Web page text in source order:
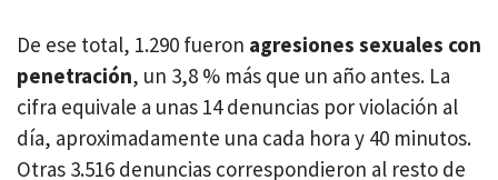
De ese total, 1.290 fueron agresiones sexuales con
penetración, un 3,8 % más que un año antes. La
cifra equivale a unas 14 denuncias por violación al
día, aproximadamente una cada hora y 40 minutos.
Otras 3.516 denuncias correspondieron al resto de